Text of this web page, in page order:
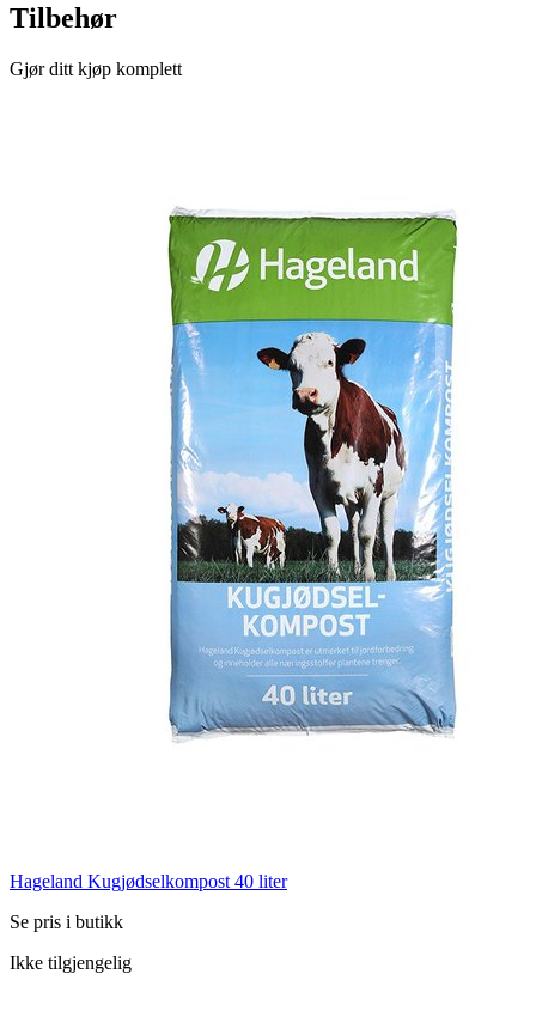
Tilbehør
Gjør ditt kjøp komplett
Hageland Kugjødselkompost 40 liter
Se pris i butikk
Ikke tilgjengelig